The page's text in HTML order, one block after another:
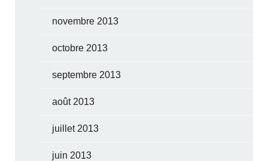
novembre 2013
octobre 2013
septembre 2013
août 2013
juillet 2013
juin 2013